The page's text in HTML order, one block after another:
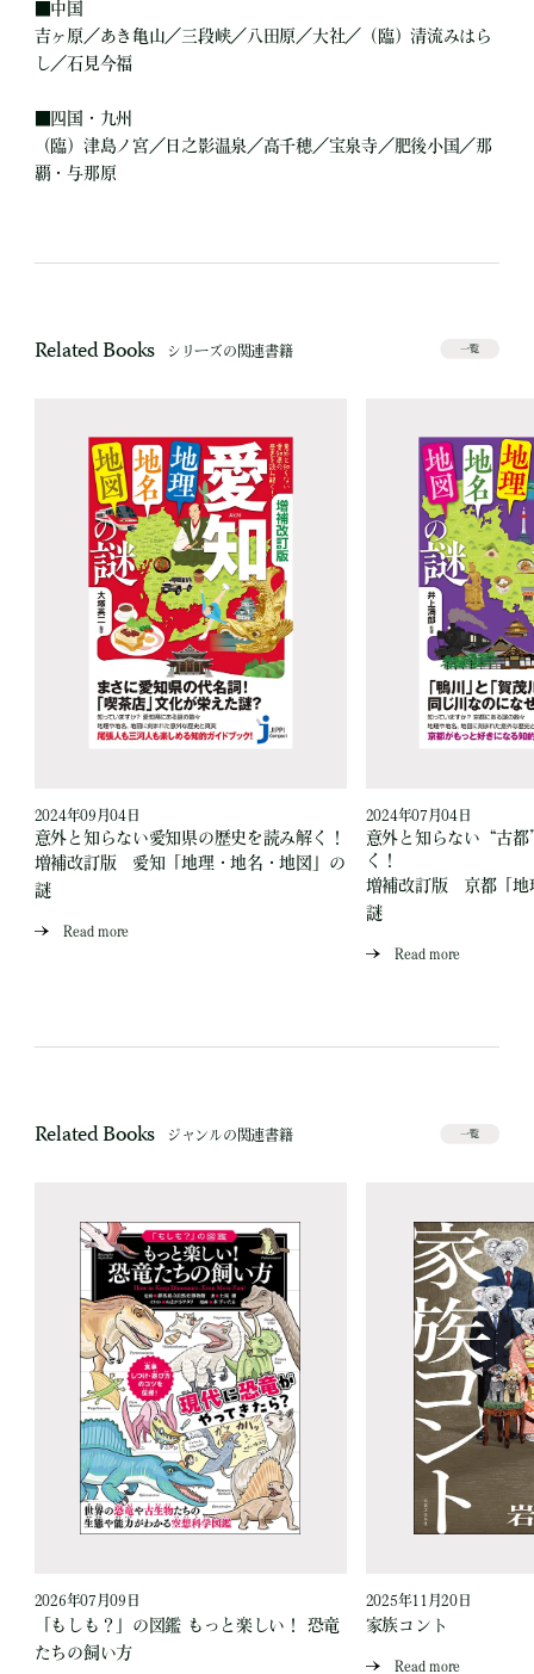
中国
吉ヶ原／あき亀山／三段峡／八田原／大社／（臨）清流みはら
し／石見今福
四国・九州
（臨）津島ノ宮／日之影温泉／高千穂／宝泉寺／肥後小国／那
覇・与那原
Related Books シリーズの関連書籍 一覧
2024年09月04日
意外と知らない愛知県の歴史を読み解く！
増補改訂版 愛知「地理・地名・地図」の
謎
Read more
2024年07月04日
意外と知らない“古
く！
増補改訂版 京都「地
謎
Read more
Related Books ジャンルの関連書籍 一覧
2026年07月09日
「もしも？」の図鑑 もっと楽しい！ 恐竜
たちの飼い方
2025年11月20日
家族コント
Read more